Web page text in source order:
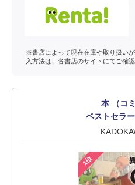
※書店によって現在在庫や取り扱い
入方法は、各書店のサイトにてご確認
本 （コ
ベストセラ
1位